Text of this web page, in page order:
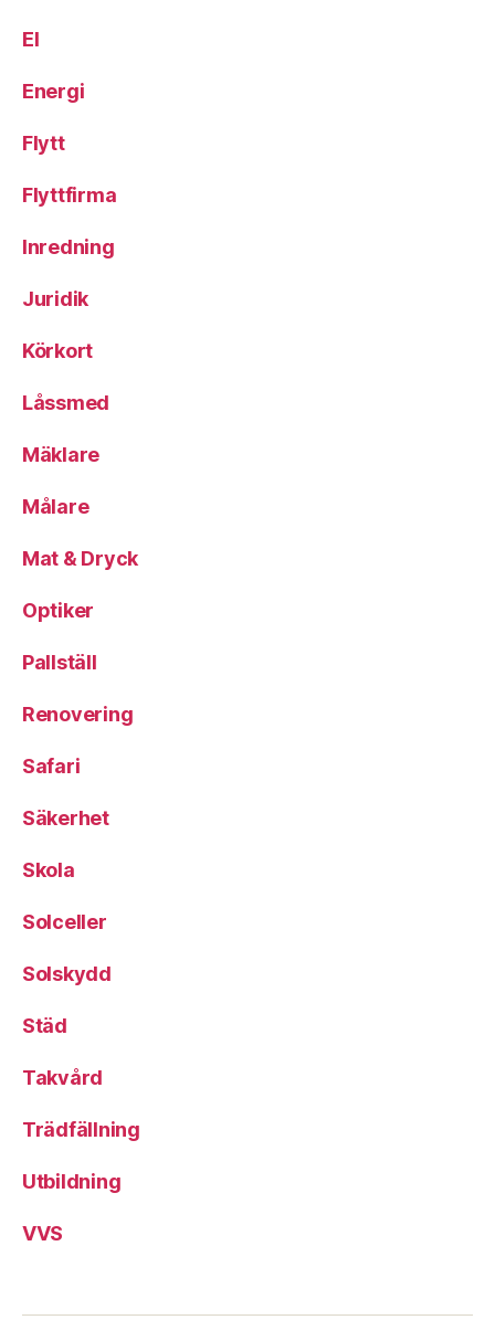
El
Energi
Flytt
Flyttfirma
Inredning
Juridik
Körkort
Låssmed
Mäklare
Målare
Mat & Dryck
Optiker
Pallställ
Renovering
Safari
Säkerhet
Skola
Solceller
Solskydd
Städ
Takvård
Trädfällning
Utbildning
VVS